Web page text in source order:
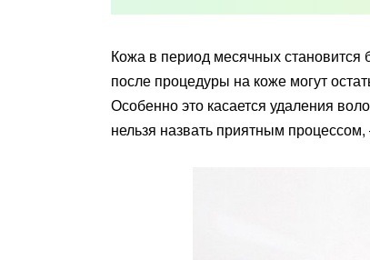
Кожа в период месячных становится
после процедуры на коже могут
Особенно это касается удаления
нельзя назвать приятным